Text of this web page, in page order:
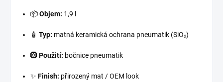
📦Objem: 1,9 l
🧴 Typ: matná keramická ochrana pneumatik (SiO₂)
🛞Použití: bočnice pneumatik
✨ Finish: přirozený mat / OEM look